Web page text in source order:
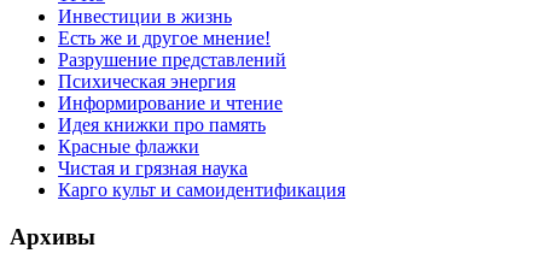
Инвестиции в жизнь
Есть же и другое мнение!
Разрушение представлений
Психическая энергия
Информирование и чтение
Идея книжки про память
Красные флажки
Чистая и грязная наука
Карго культ и самоидентификация
Архивы